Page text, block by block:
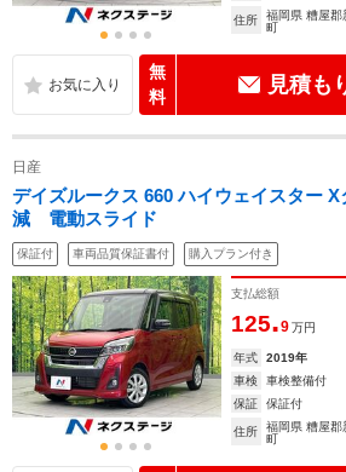
住所
福岡県 糟屋郡
町
無
料
見積も
日産
デイズルークス 660 ハイウェイスター
減 電動スライド
保証付 車両品質保証書付 購入プラン付き
支払総額
125.9 万円
年式 2019年
車検
車検整備付
保証
保証付
住所
福岡県 糟屋郡
町